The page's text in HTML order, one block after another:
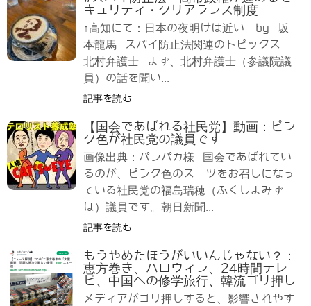
キュリティ・クリアランス制度
↑高知にて：日本の夜明けは近い by 坂
本龍馬 スパイ防止法関連のトピックス
北村弁護士 まず、北村弁護士（参議院議
員）の話を聞い...
記事を読む
【国会であばれる社民党】動画：ピン
ク色が社民党の議員です
画像出典：パンパカ様 国会であばれてい
るのが、ピンク色のスーツをお召しになっ
ている社民党の福島瑞穂（ふくしまみず
ほ）議員です。朝日新聞...
記事を読む
もうやめたほうがいいんじゃない？：
恵方巻き、ハロウィン、24時間テレ
ビ、中国への修学旅行、韓流ゴリ押し
メディアがゴリ押しすると、影響されやす